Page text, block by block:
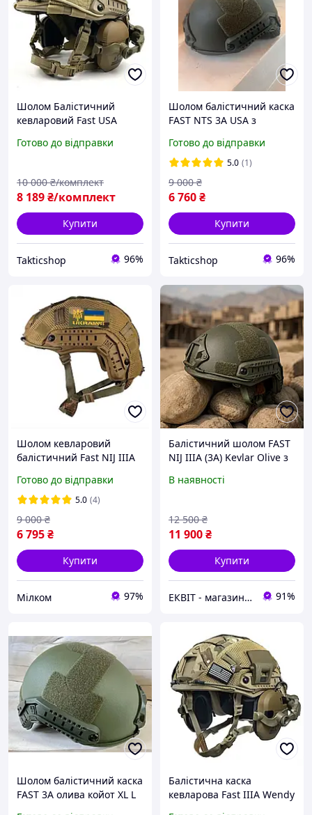
Шолом Балістичний
кевларовий Fast USA
Wolkers койот олива S М L
Готово до відправки
8 189₴/комплект
10 000 ₴/комплект
Купити
Takticshop 96%
Шолом балістичний каска
FAST NTS 3A USA з
олива XL L M
Готово до відправки
5.0 (1)
6 760₴
9 000 ₴
Купити
Takticshop 96%
Шолом кевларовий
балістичний Fast NIJ IIIA
М, L, XL
Готово до відправки
5.0 (4)
6 795₴
9 000 ₴
Купити
Мілком 97%
Балістичний шолом FAST
NIJ IIIA (3A) Kevlar Olive з
NVG
В наявності
11 900₴
12 500 ₴
Купити
ЕКВІТ - магазин тактичного одягу та спорядження 91%
Шолом балістичний каска
FAST 3A олива койот XL L
Балістична каска
кевларова Fast IIIA Wendy